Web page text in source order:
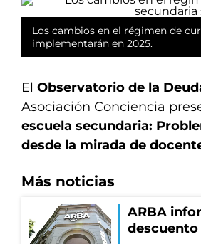
Los cambios en el régimen de
implementarán en 2025.
El Observatorio de la
Asociación Conciencia
escuela secundaria:
desde la mirada de
Más noticias
ARBA